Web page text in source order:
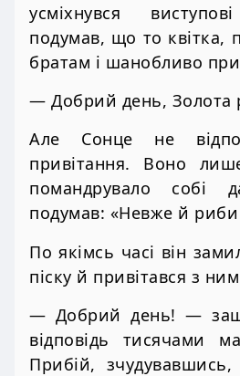
усміхнувся
подумав, що то квітка,
братам і шанобливо
— Добрий день, Золота
Але Сонце не
привітання. Воно
помандрувало собі
подумав: «Невже й риби
По якімсь часі він
піску й привітався з
— Добрий день! —
відповідь тисячами
Прибій,